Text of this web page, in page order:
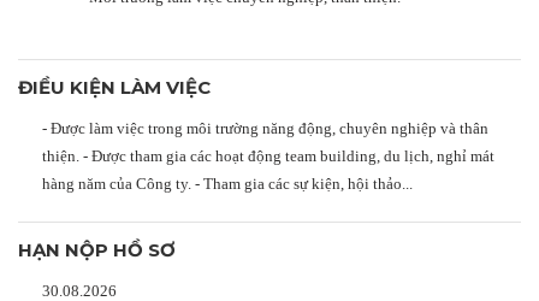
ĐIỀU KIỆN LÀM VIỆC
- Được làm việc trong môi trường năng động, chuyên nghiệp và thân
thiện. - Được tham gia các hoạt động team building, du lịch, nghỉ mát
hàng năm của Công ty. - Tham gia các sự kiện, hội thảo...
HẠN NỘP HỒ SƠ
30.08.2026